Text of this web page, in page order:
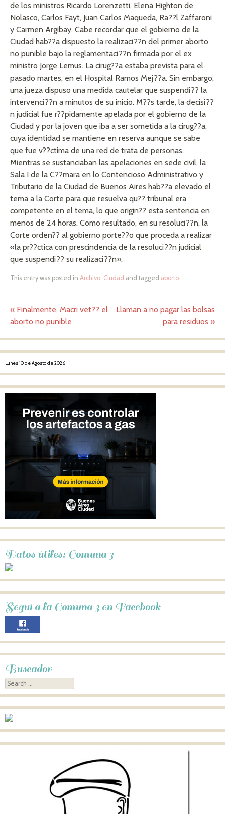
de los ministros Ricardo Lorenzetti, Elena Highton de
Nolasco, Carlos Fayt, Juan Carlos Maqueda, Ra??l Zaffaroni
y Carmen Argibay. Cabe recordar que el gobierno de la
Ciudad hab??a dispuesto la realizaci??n del primer aborto
no punible bajo la reglamentaci??n firmada por el ex
ministro Jorge Lemus. La cirug??a estaba prevista para el
pasado martes, en el Hospital Ramos Mej??a. Sin embargo,
una jueza dispuso una medida cautelar que suspendi?? la
intervenci??n a minutos de su inicio. M??s tarde, la decisi??
n judicial fue r??pidamente apelada por el gobierno de la
Ciudad y por la joven que iba a ser sometida a la cirug??a,
cuya identidad se mantiene en reserva aunque se sabe
que fue v??ctima de una red de trata de personas.
Mientras se sustanciaban las apelaciones en sede civil, la
Sala I de la C??mara en lo Contencioso Administrativo y
Tributario de la Ciudad de Buenos Aires hab??a elevado el
tema a la Corte para que resuelva qu?? tribunal era
competente en el tema, lo que origin?? esta sentencia en
menos de 24 horas. Como resultado, en su resoluci??n, la
Corte orden?? al gobierno porte??o que proceda a realizar
«la pr??ctica con prescindencia de la resoluci??n judicial
que suspendi?? su realizaci??n».
This entry was posted in Archivo, Ciudad and tagged aborto.
Post navigation
« Finalmente, Macri vet?? el
aborto no punible
Llaman a no pagar las bolsas
para residuos »
Lunes 10 de Agosto de 2026
Datos útiles: Comuna 3
Seguí a la Comuna 3 en Facebook
Buscador
Search